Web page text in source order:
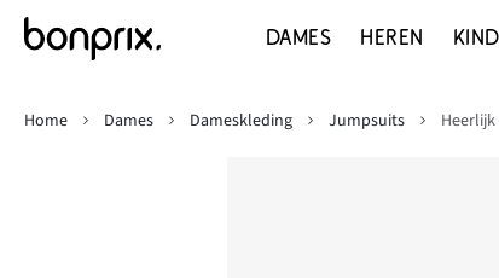
DAMES HEREN
Home
Dames Dameskleding Jumpsuits